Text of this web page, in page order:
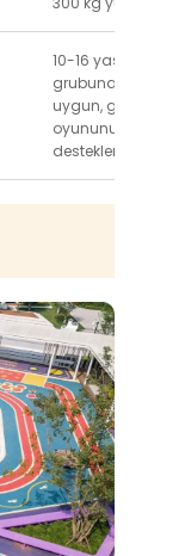
10-16 yaş
grubuna
uygun, grup
oyununu
destekler